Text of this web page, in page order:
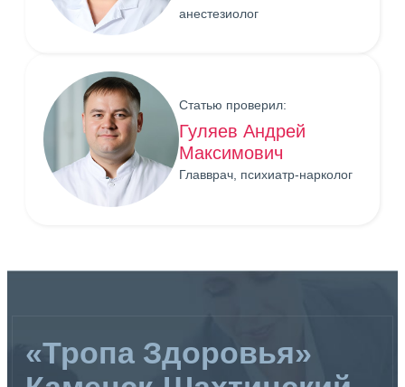
анестезиолог
Статью проверил:
Гуляев Андрей
Максимович
Главврач, психиатр-нарколог
«Тропа Здоровья»